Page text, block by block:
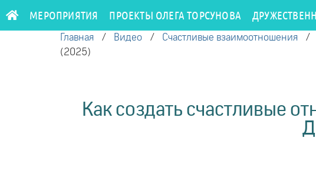
МЕРОПРИЯТИЯ ПРОЕКТЫ ОЛЕГА ТОРСУНОВА
Главная / Видео / Счастливые взаимоотношения /
(2025)
Как создать счастливые